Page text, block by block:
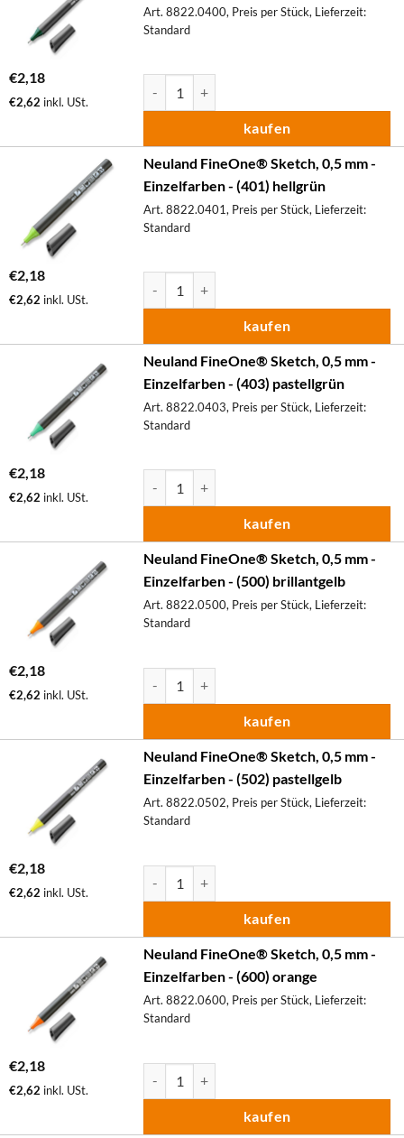
Art. 8822.0400, Preis per Stück, Lieferzeit:
Standard
€2,18
€2,62 inkl. USt.
kaufen
Neuland FineOne® Sketch, 0,5 mm -
Einzelfarben - (401) hellgrün
Art. 8822.0401, Preis per Stück, Lieferzeit:
Standard
€2,18
€2,62 inkl. USt.
kaufen
Neuland FineOne® Sketch, 0,5 mm -
Einzelfarben - (403) pastellgrün
Art. 8822.0403, Preis per Stück, Lieferzeit:
Standard
€2,18
€2,62 inkl. USt.
kaufen
Neuland FineOne® Sketch, 0,5 mm -
Einzelfarben - (500) brillantgelb
Art. 8822.0500, Preis per Stück, Lieferzeit:
Standard
€2,18
€2,62 inkl. USt.
kaufen
Neuland FineOne® Sketch, 0,5 mm -
Einzelfarben - (502) pastellgelb
Art. 8822.0502, Preis per Stück, Lieferzeit:
Standard
€2,18
€2,62 inkl. USt.
kaufen
Neuland FineOne® Sketch, 0,5 mm -
Einzelfarben - (600) orange
Art. 8822.0600, Preis per Stück, Lieferzeit:
Standard
€2,18
€2,62 inkl. USt.
kaufen